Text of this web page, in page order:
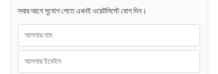
সবার আগে সুযোগ পেতে এখনই ওয়েটলিস্টে যোগ দিন।